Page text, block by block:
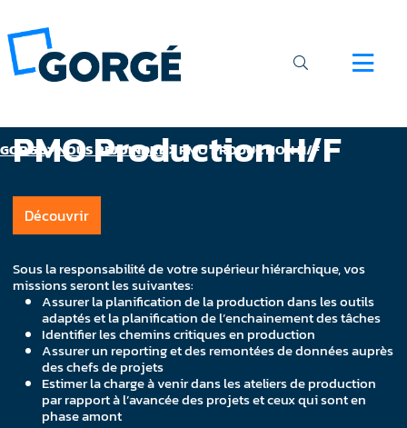
GORGÉ> NOUS REJOINDRE >PMO PRODUCTION H/F
PMO Production H/F
Découvrir
Sous la responsabilité de votre supérieur hiérarchique, vos
missions seront les suivantes:
Assurer la planification de la production dans les outils
adaptés et la planification de l’enchainement des tâches
Identifier les chemins critiques en production
Assurer un reporting et des remontées de données auprès
des chefs de projets
Estimer la charge à venir dans les ateliers de production
par rapport à l’avancée des projets et ceux qui sont en
phase amont